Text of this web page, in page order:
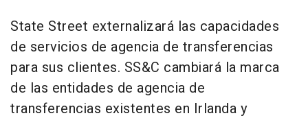
State Street externalizará las capacidades
de servicios de agencia de transferencias
para sus clientes. SS&C cambiará la marca
de las entidades de agencia de
transferencias existentes en Irlanda y